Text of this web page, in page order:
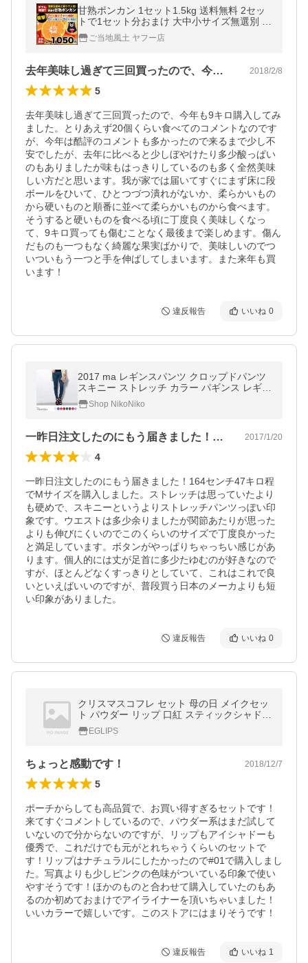
甘熟ポンカン 1セット1.5kg 送料無料 2セッ
トで1セット分おまけ 大中小サイズ無選別 訳
あり 複数購入はおまとめ配送 2月上旬-2月末
頃より出荷
ご当地風土 ヤフー店
去年美味し過ぎて三回買ったので、今年も… 2018/2/8
5
去年美味し過ぎて三回買ったので、今年も9キロ購入してみ
ました。とりあえず20個くらい食べてのコメントなのです
が、今年は酷評のコメントも多かったので来るまで少し不
安でしたが、去年に比べると少しぼやけたり多少酸っぱい
のもありましたが味もはっきりしているのも多く全然美味
しい方だと思います。我が家では届いてすぐにまず床に段
ボールをひいて、ひとつづつ潰れがないか、柔らかいもの
から硬いものと順番に並べて柔らかいものから食べます。
そうすると硬いものを食べる頃に丁度良く美味しくなっ
て、9キロ買っても傷むことなく最後まで楽しめます。傷ん
だものも一つもなく綺麗な果実ばかりで、美味しいのでつ
いついもう一つと手を伸ばしてしまいます。また来年も買
います！
違反報告 いいね 0
2017 ma レギンスパンツ クロップドパンツ
スキニー ストレッチ カラー パギンス レギパ
ン Shop NikoNiko
一昨日注文したのにもう届きました！16… 2017/1/20
4
一昨日注文したのにもう届きました！164センチ47キロ程
でMサイズを購入しました。ストレッチは思っていたより
も硬めで、スキニーというよりストレッチパンツっぽい印
象です。ウエストは多少余りましたが関節あたりが思った
よりも伸びにくいのでこのくらいのサイズで丁度良かった
と満足しています。ボタンがやっぱりちゃっちい感じがあ
ります。個人的には丈が足首に多少たゆむのが好きなので
すが、ほとんどなくすっきりとしていて、これはこれで良
いといえばいいのですが、普段買う日本のメーカよりも短
い印象がありました。
違反報告 いいね 0
クリスマスコフレ セット 母の日 メイクセッ
ト パウダー リップ 口紅 スティックシャドー
パフ チーク ブラッシャー 福袋 イーグリップ
ス EGLIPS
EGLIPS
ちょっと感動です！ 2018/12/7
5
ポーチからしても高品質で、お買い得すぎるセットです！
来てすぐコメントしているので、パウダー系はまだ試して
いないので分からないのですが、リップもアイシャドーも
優秀で、これだけでも元がとれちゃうくらいのセットで
す！リップはナチュラルにしたかったので#01で購入しまし
た。写真よりも少しピンクの色味がついている印象で使い
やすそうです！ほかのものと合わせて購入していたのもあ
るのか初めておまけでアイライナーを頂いちゃいました！
いいカラーで嬉しいです。このストアにはまりそうです！
違反報告 いいね 1